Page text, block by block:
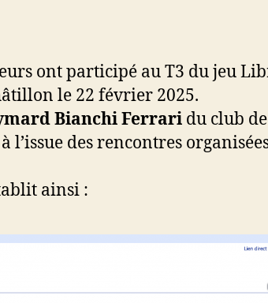
T3
Libre
R4
ont participé au T3 du jeu
le 22 février 2025.
Bianchi Ferrari du club
l’issue des rencontres
ainsi :